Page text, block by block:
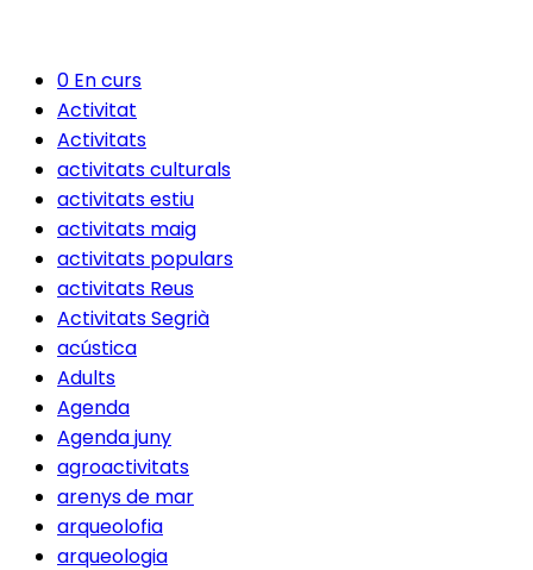
0 En curs
Activitat
Activitats
activitats culturals
activitats estiu
activitats maig
activitats populars
activitats Reus
Activitats Segrià
acústica
Adults
Agenda
Agenda juny
agroactivitats
arenys de mar
arqueolofia
arqueologia